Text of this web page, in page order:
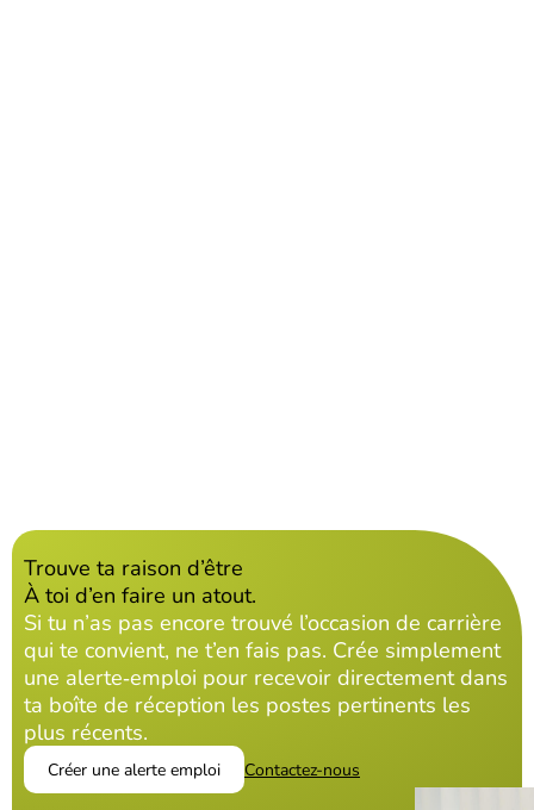
Trouve ta raison d’être
À toi d’en faire un atout.
Si tu n’as pas encore trouvé l’occasion de carrière
qui te convient, ne t’en fais pas. Crée simplement
une alerte‑emploi pour recevoir directement dans
ta boîte de réception les postes pertinents les
plus récents.
Créer une alerte emploi Contactez-nous